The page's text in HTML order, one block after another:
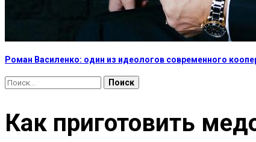
Роман Василенко: один из идеологов современного
Найти:
Как приготовить